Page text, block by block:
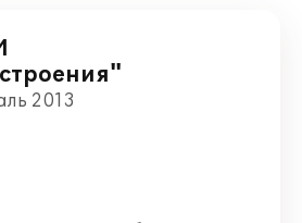
2013